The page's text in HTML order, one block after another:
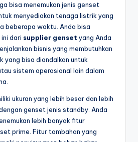
bisa menemukan jenis genset
menyediakan tenaga listrik yang
beberapa waktu. Anda bisa
dari supplier genset yang Anda
bisnis yang membutuhkan
yang bisa diandalkan untuk
sistem operasional lain dalam
ukuran yang lebih besar dan lebih
genset jenis standby. Anda
lebih banyak fitur
prime. Fitur tambahan yang